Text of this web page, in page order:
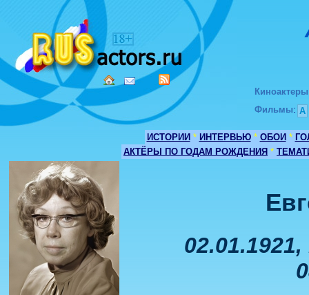
Киноактеры
Фильмы: А
ИСТОРИИ * ИНТЕРВЬЮ * ОБОИ *
АКТЁРЫ ПО ГОДАМ РОЖДЕНИЯ *